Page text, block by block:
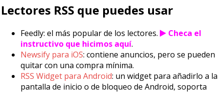
Lectores RSS que puedes usar
Feedly: el más popular de los lectores.
Checa el
instructivo que hicimos aquí.
Newsify para iOS: contiene anuncios, pero se pueden
quitar con una compra mínima.
RSS Widget para Android: un widget para añadirlo a la
pantalla de inicio o de bloqueo de Android, soporta